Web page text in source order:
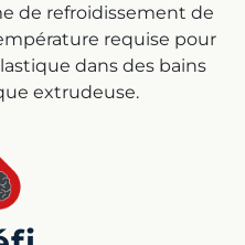
de refroidissement de
requise pour
dans des bains
extrudeuse.